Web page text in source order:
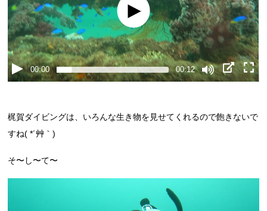
00:00 00:12
梶賀ダイビングは、いろんな生き物を見せてくれるので飽きないで
すね( *´艸｀)
そ〜し〜て〜